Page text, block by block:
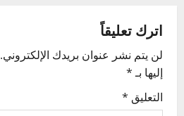
a
v
i
اترك تعليقاً
لن يتم نشر عنوان بريدك الإلكتروني.
إليها بـ*
التعليق *